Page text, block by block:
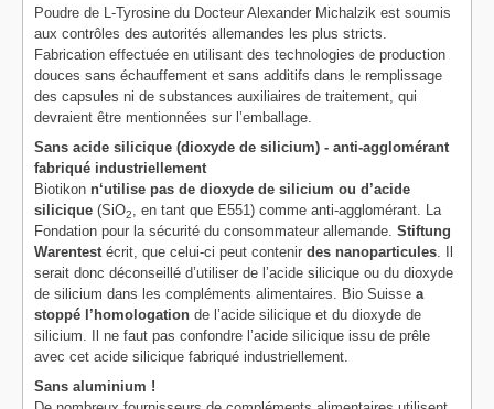
Poudre de L-Tyrosine du Docteur Alexander Michalzik est soumis
aux contrôles des autorités allemandes les plus stricts.
Fabrication effectuée en utilisant des technologies de production
douces sans échauffement et sans additifs dans le remplissage
des capsules ni de substances auxiliaires de traitement, qui
devraient être mentionnées sur l’emballage.
Sans acide silicique (dioxyde de silicium) - anti-agglomérant
fabriqué industriellement
Biotikon n‘utilise pas de dioxyde de silicium ou d’acide
silicique (SiO2, en tant que E551) comme anti-agglomérant. La
Fondation pour la sécurité du consommateur allemande. Stiftung
Warentestécrit, que celui-ci peut contenir des nanoparticules. Il
serait donc déconseillé d’utiliser de l’acide silicique ou du dioxyde
de silicium dans les compléments alimentaires. Bio Suisse a
stoppé l’homologation de l’acide silicique et du dioxyde de
silicium. Il ne faut pas confondre l’acide silicique issu de prêle
avec cet acide silicique fabriqué industriellement.
Sans aluminium !